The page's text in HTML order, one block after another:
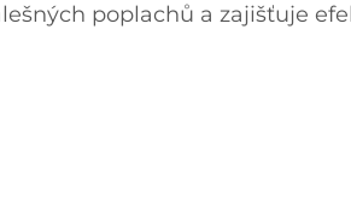
poplachů a zajišťuje